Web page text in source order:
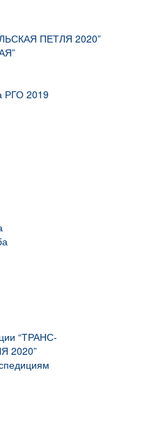
ПЕТЛЯ 2020”
РГО 2019
“ТРАНС-
2020”